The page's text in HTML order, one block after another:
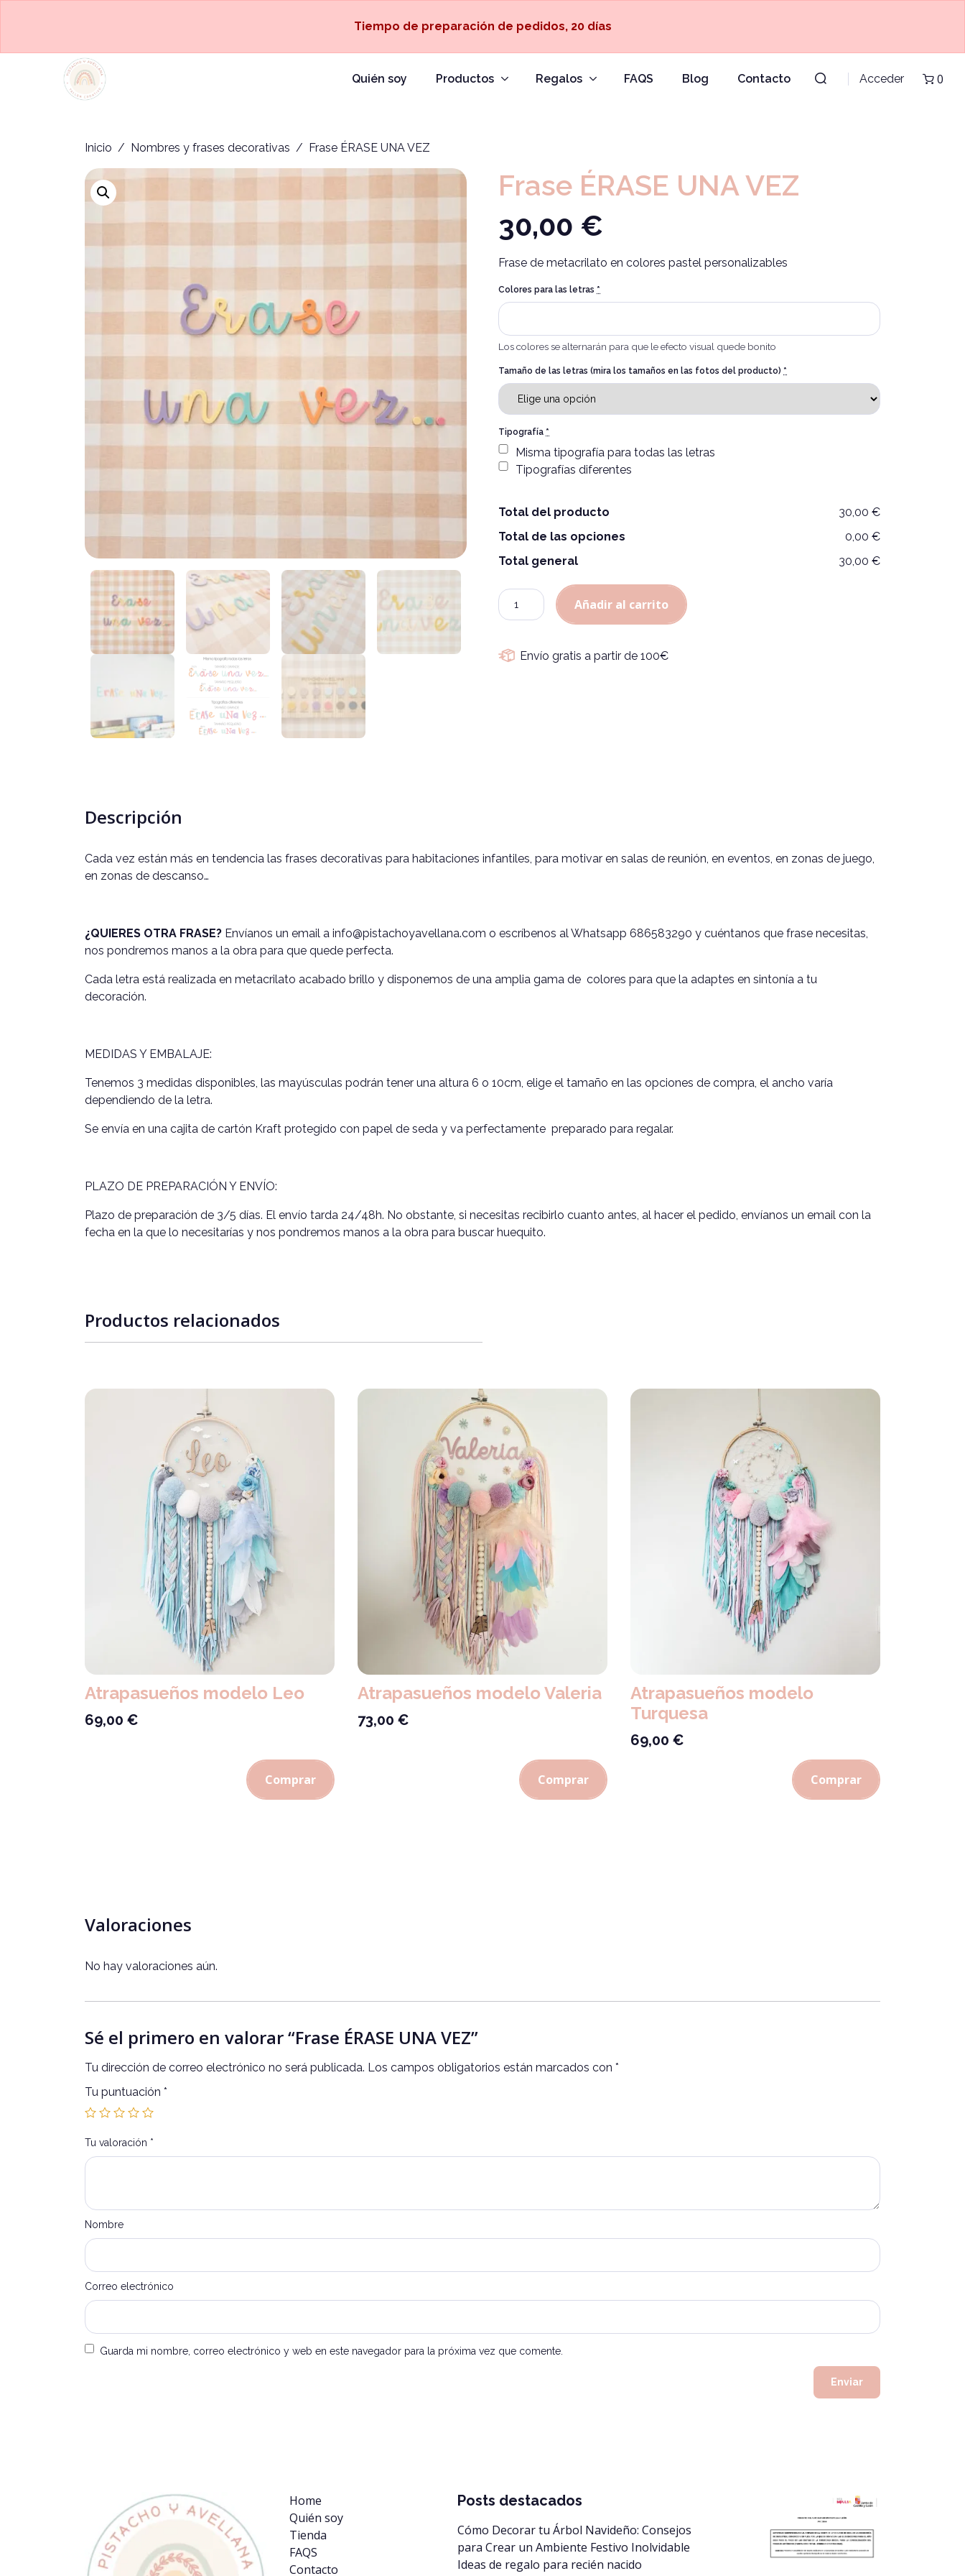
Tiempo de preparación de pedidos, 20 días
Quién soy Productos Regalos FAQS Blog Contacto Acceder 0
Inicio / Nombres y frases decorativas / Frase ÉRASE UNA VEZ
Frase ÉRASE UNA VEZ
30,00 €
Frase de metacrilato en colores pastel personalizables
Colores para las letras *
Los colores se alternarán para que le efecto visual quede bonito
Tamaño de las letras (mira los tamaños en las fotos del producto) *
Tipografía *
Misma tipografía para todas las letras
Tipografías diferentes
Total del producto
30,00 €
Total de las opciones
0,00 €
Total general
30,00 €
Cantidad
Añadir al carrito
Alternative:
Envío gratis a partir de 100€
Descripción
Cada vez están más en tendencia las frases decorativas para habitaciones infantiles, para motivar en salas de reunión, en eventos, en zonas de juego,
en zonas de descanso…
¿QUIERES OTRA FRASE? Envíanos un email a info@pistachoyavellana.com o escríbenos al Whatsapp 686583290 y cuéntanos que frase necesitas,
nos pondremos manos a la obra para que quede perfecta.
Cada letra está realizada en metacrilato acabado brillo y disponemos de una amplia gama de colores para que la adaptes en sintonía a tu
decoración.
MEDIDAS Y EMBALAJE:
Tenemos 3 medidas disponibles, las mayúsculas podrán tener una altura 6 o 10cm, elige el tamaño en las opciones de compra, el ancho varía
dependiendo de la letra.
Se envía en una cajita de cartón Kraft protegido con papel de seda y va perfectamente preparado para regalar.
PLAZO DE PREPARACIÓN Y ENVÍO:
Plazo de preparación de 3/5 días. El envío tarda 24/48h. No obstante, si necesitas recibirlo cuanto antes, al hacer el pedido, envíanos un email con la
fecha en la que lo necesitarías y nos pondremos manos a la obra para buscar huequito.
Productos relacionados
Atrapasueños modelo Leo
69,00 €
Comprar
Atrapasueños modelo Valeria
73,00 €
Comprar
Atrapasueños modelo
Turquesa
69,00 €
Comprar
Valoraciones
No hay valoraciones aún.
Sé el primero en valorar “Frase ÉRASE UNA VEZ”
Tu dirección de correo electrónico no será publicada. Los campos obligatorios están marcados con *
Tu puntuación *
Tu valoración *
Nombre
Correo electrónico
Guarda mi nombre, correo electrónico y web en este navegador para la próxima vez que comente.
Home
Quién soy
Tienda
FAQS
Contacto
Posts destacados
Cómo Decorar tu Árbol Navideño: Consejos
para Crear un Ambiente Festivo Inolvidable
Ideas de regalo para recién nacido